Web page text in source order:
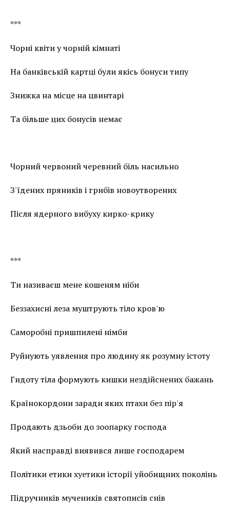
***
Чорні квіти у чорній кімнаті
На банківській картці були якісь бонуси типу
Знижка на місце на цвинтарі
Та більше цих бонусів немає
Чорний червоний черевний біль насильно
З'їдених пряників і грибів новоутворених
Після ядерного вибуху кирко-крику
***
Ти називаєш мене кошеням ніби
Беззахисні леза муштрують тіло кров'ю
Саморобні пришпилені німби
Руйнують уявлення про людину як розумну істоту
Гидоту тіла формують кишки нездійснених бажань
Країнокордони заради яких птахи без пір'я
Продають дзьоби до зоопарку господа
Який насправді виявився лише господарем
Політики етики хуетики історії уйобищних поколінь
Підручників мучеників святописів снів